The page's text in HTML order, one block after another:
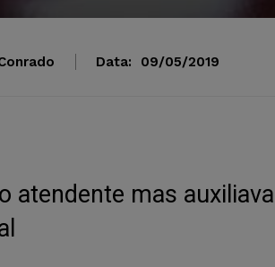
Data: 09/05/2019
atendente mas auxiliava